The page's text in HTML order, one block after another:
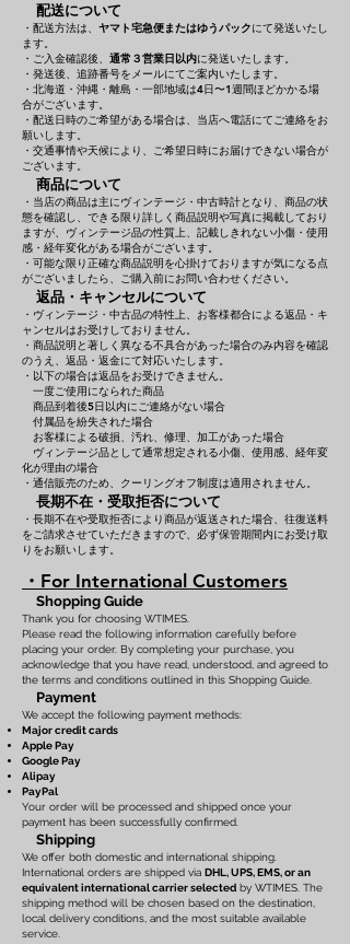
配送について
・配送方法は、 ヤマト宅急便またはゆうパックにて発送いたし
ます。
・ご入金確認後、 通常３営業日以内に発送いたします。
・発送後、追跡番号をメールにてご案内いたします。
・北海道・沖縄・離島・一部地域は4日〜1週間ほどかかる場
合がございます。
・配送日時のご希望がある場合は、当店へ電話にてご連絡をお
願いします。
・交通事情や天候により、ご希望日時にお届けできない場合が
ございます。
商品について
・当店の商品は主にヴィンテージ・中古時計となり、商品の状
態を確認し、できる限り詳しく商品説明や写真に掲載しており
ますが、ヴィンテージ品の性質上、記載しきれない小傷・使用
感・経年変化がある場合がございます。
・可能な限り正確な商品説明を心掛けておりますが気になる点
がございましたら、ご購入前にお問い合わせください。
返品・キャンセルについて
・ヴィンテージ・中古品の特性上、お客様都合による返品・キ
ャンセルはお受けしておりません。
・商品説明と著しく異なる不具合があった場合のみ内容を確認
のうえ、返品・返金にて対応いたします。
・以下の場合は返品をお受けできません。
一度ご使用になられた商品
商品到着後5日以内にご連絡がない場合
付属品を紛失された場合
お客様による破損、汚れ、修理、加工があった場合
ヴィンテージ品として通常想定される小傷、使用感、経年変
化が理由の場合
・通信販売のため、クーリングオフ制度は適用されません。
長期不在・受取拒否について
・長期不在や受取拒否により商品が返送された場合、往復送料
をご請求させていただきますので、必ず保管期間内にお受け取
りをお願いします。
・For International Customers
Shopping Guide
Thank you for choosing WTIMES.
Please read the following information carefully before
placing your order. By completing your purchase, you
acknowledge that you have read, understood, and agreed to
the terms and conditions outlined in this Shopping Guide.
Payment
We accept the following payment methods:
Major credit cards
Apple Pay
Google Pay
Alipay
PayPal
Your order will be processed and shipped once your
payment has been successfully confirmed.
Shipping
We offer both domestic and international shipping.
International orders are shipped via DHL, UPS, EMS, or an
equivalent international carrier selected by WTIMES. The
shipping method will be chosen based on the destination,
local delivery conditions, and the most suitable available
service.